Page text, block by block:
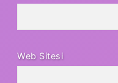
Web Sitesi